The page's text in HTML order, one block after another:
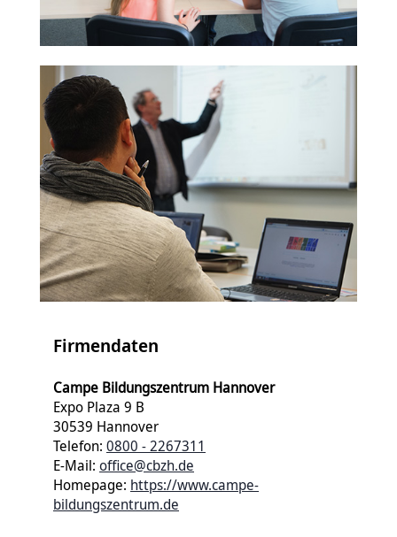
Firmendaten
Campe Bildungszentrum Hannover
Expo Plaza 9 B
30539 Hannover
Telefon: 0800 - 2267311
E-Mail: office@cbzh.de
Homepage: https://www.campe-
bildungszentrum.de